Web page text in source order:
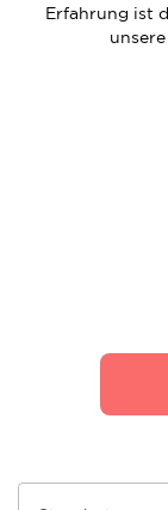
Erfahrung ist